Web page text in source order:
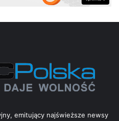
emitujący najświeższe newsy